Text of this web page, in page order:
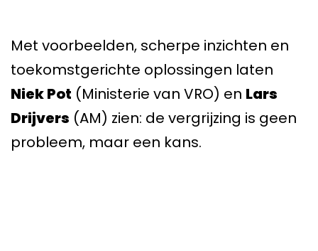
Met voorbeelden, scherpe inzichten en
toekomstgerichte oplossingen laten
Niek Pot (Ministerie van VRO) en Lars
Drijvers (AM) zien: de vergrijzing is geen
probleem, maar een kans.